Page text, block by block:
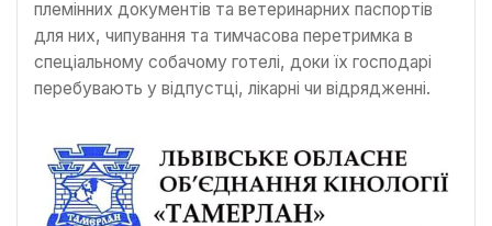
племінних документів та ветеринарних паспортів
для них, чипування та тимчасова перетримка в
спеціальному собачому готелі, доки їх господарі
перебувають у відпустці, лікарні чи відрядженні.